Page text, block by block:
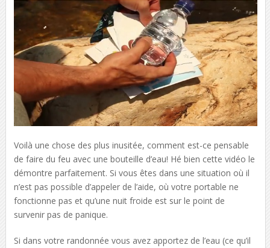
Voilà une chose des plus inusitée, comment est-ce pensable
de faire du feu avec une bouteille d’eau! Hé bien cette vidéo le
démontre parfaitement. Si vous êtes dans une situation où il
n’est pas possible d’appeler de l’aide, où votre portable ne
fonctionne pas et qu’une nuit froide est sur le point de
survenir pas de panique.
Si dans votre randonnée vous avez apportez de l’eau (ce qu’il